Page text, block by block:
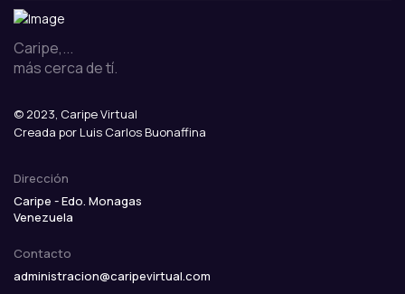
Caripe,...
más cerca de tí.
© 2023, Caripe Virtual
Creada por Luis Carlos Buonaffina
Dirección
Caripe - Edo. Monagas
Venezuela
Contacto
administracion@caripevirtual.com